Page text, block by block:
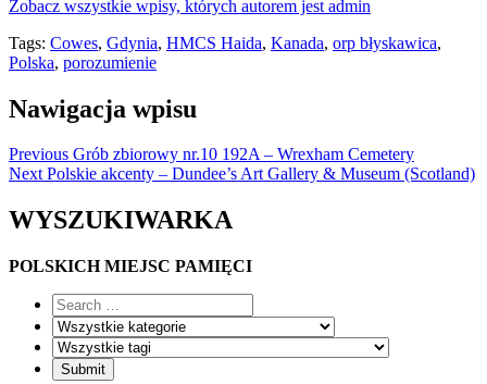
Zobacz wszystkie wpisy, których autorem jest admin
Tags: Cowes, Gdynia, HMCS Haida, Kanada, orp błyskawica,
Polska, porozumienie
Nawigacja wpisu
Previous Grób zbiorowy nr.10 192A – Wrexham Cemetery
Next Polskie akcenty – Dundee’s Art Gallery & Museum (Scotland)
WYSZUKIWARKA
POLSKICH MIEJSC PAMIĘCI